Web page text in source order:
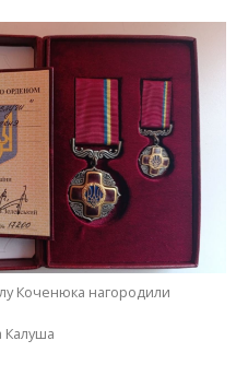
Коченюка нагородили
Калуша